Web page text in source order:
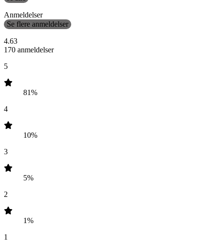
Anmeldelser
Se flere anmeldelser
4.63
170 anmeldelser
5
81%
4
10%
3
5%
2
1%
1